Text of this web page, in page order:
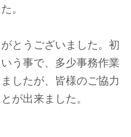
。
とうございました。初
う事で、多少事務作業
したが、皆様のご協力
が出来ました。